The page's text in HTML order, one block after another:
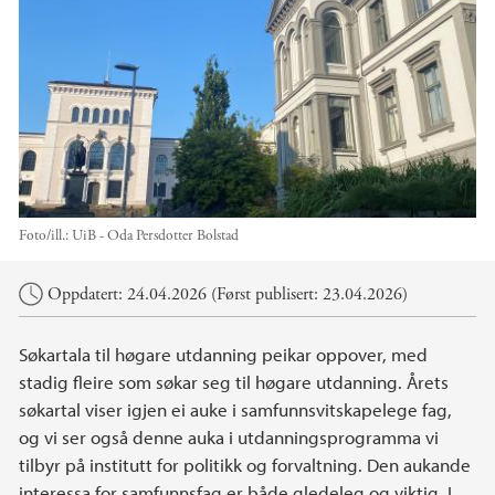
Foto/ill.:UiB - Oda Persdotter Bolstad
Hovedinnhold
Oppdatert: 24.04.2026 (Først publisert: 23.04.2026)
Søkartala til høgare utdanning peikar oppover, med
stadig fleire som søkar seg til høgare utdanning. Årets
søkartal viser igjen ei auke i samfunnsvitskapelege fag,
og vi ser også denne auka i utdanningsprogramma vi
tilbyr på institutt for politikk og forvaltning. Den aukande